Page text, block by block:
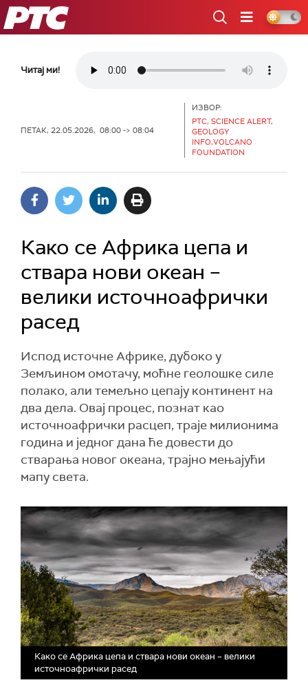
РТС
Читај ми!
ПЕТАК, 22.05.2026, 08:00 -> 08:04
ИЗВОР:
РТС, SCIENCE ALERT,
GEOLOGY
INFO,VOLCANO
FOUNDATION
Како се Африка цепа и
ствара нови океан –
велики источноафрички
расед
Испод источне Африке, дубоко у
Земљином омотачу, моћне геолошке силе
полако, али темељно цепају континент на
два дела. Овај процес, познат као
источноафрички расцеп, траје милионима
година и једног дана ће довести до
стварања новог океана, трајно мењајући
мапу света.
Како се Африка цепа и ствара нови океан – велики
источноафрички расед